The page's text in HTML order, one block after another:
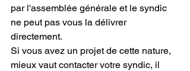
par l'assemblée générale et le syndic
ne peut pas vous la délivrer
directement.
Si vous avez un projet de cette nature,
mieux vaut contacter votre syndic, il